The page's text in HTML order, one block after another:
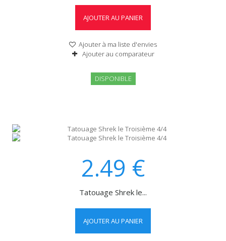
AJOUTER AU PANIER
Ajouter à ma liste d'envies
Ajouter au comparateur
DISPONIBLE
2.49 €
Tatouage Shrek le...
AJOUTER AU PANIER